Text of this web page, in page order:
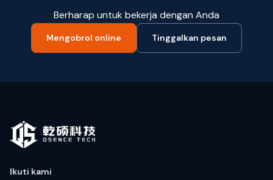
Berharap untuk bekerja dengan Anda
Mengobrol online Tinggalkan pesan
Ikuti kami